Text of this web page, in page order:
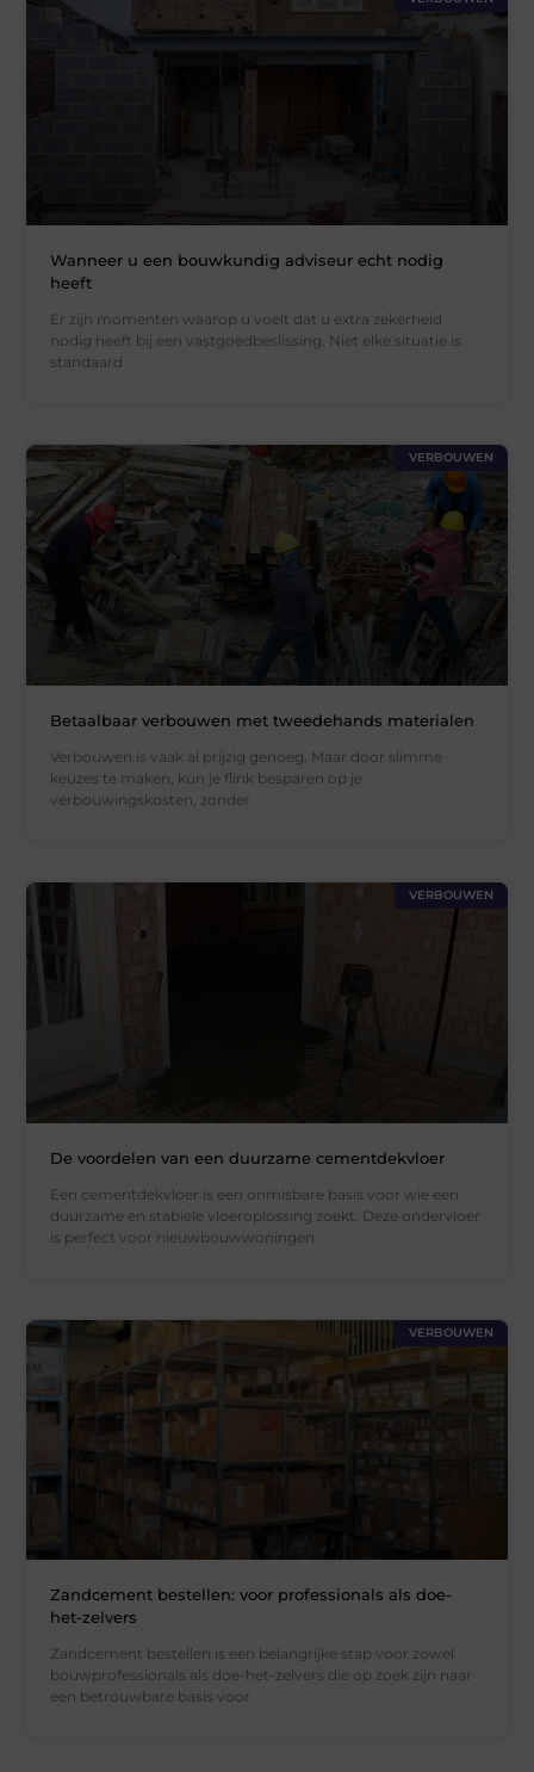
Wanneer u een bouwkundig adviseur echt nodig
heeft
Er zijn momenten waarop u voelt dat u extra zekerheid
nodig heeft bij een vastgoedbeslissing. Niet elke situatie is
standaard
VERBOUWEN
Betaalbaar verbouwen met tweedehands materialen
Verbouwen is vaak al prijzig genoeg. Maar door slimme
keuzes te maken, kun je flink besparen op je
verbouwingskosten, zonder
VERBOUWEN
De voordelen van een duurzame cementdekvloer
Een cementdekvloer is een onmisbare basis voor wie een
duurzame en stabiele vloeroplossing zoekt. Deze ondervloer
is perfect voor nieuwbouwwoningen
VERBOUWEN
Zandcement bestellen: voor professionals als doe-
het-zelvers
Zandcement bestellen is een belangrijke stap voor zowel
bouwprofessionals als doe-het-zelvers die op zoek zijn naar
een betrouwbare basis voor